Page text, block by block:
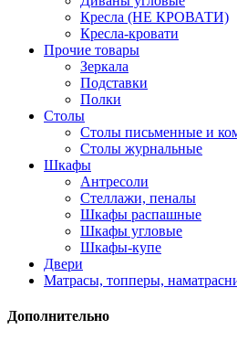
Кресла (НЕ КРОВАТИ)
Кресла-кровати
Прочие товары
Зеркала
Подставки
Полки
Столы
Столы письменные и
Столы журнальные
Шкафы
Антресоли
Стеллажи, пеналы
Шкафы распашные
Шкафы угловые
Шкафы-купе
Двери
Матрасы, топперы,
Дополнительно